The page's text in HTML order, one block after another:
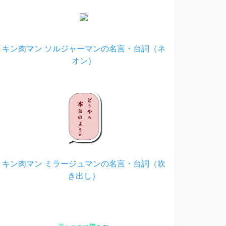
キン肉マン ソルジャーマンの名言・台詞（ネ
オン）
キン肉マン ミラージュマンの名言・台詞（吹
き出し）